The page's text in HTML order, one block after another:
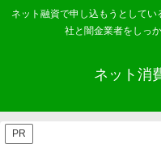
ネット融資で申し込もうとして
社と闇金業者をしっ
ネット消
PR